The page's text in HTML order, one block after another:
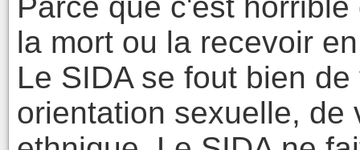
la mort ou la recevoir
Le SIDA se fout bien
orientation sexuelle, de